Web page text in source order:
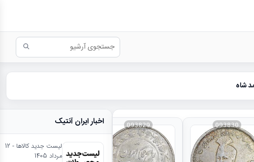
093830
093829 اخبار ایران آنتیک
لیست جدید کالاها - 12
مرداد 1405